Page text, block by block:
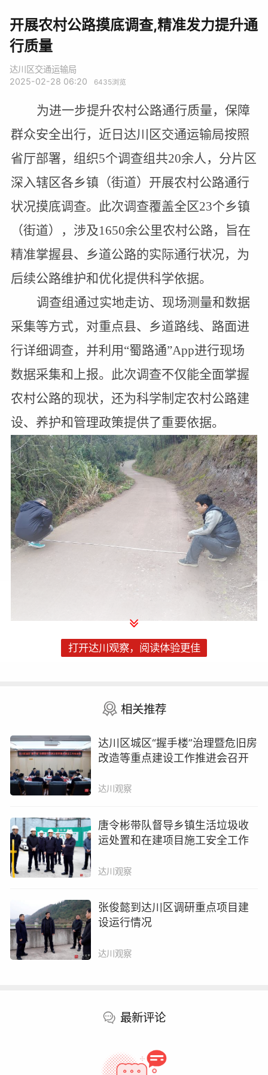
开展农村公路摸底调查,精准发力提升通
行质量
达川区交通运输局
2025-02-28 06:20
6435浏览
为进一步提升农村公路通行质量，保障
群众安全出行，近日达川区交通运输局按照
省厅部署，组织5个调查组共20余人，分片区
深入辖区各乡镇 （街道） 开展农村公路通行
状况摸底调查。此次调查覆盖全区23个乡镇
（街道） ，涉及1650余公里农村公路，旨在
精准掌握县、乡道公路的实际通行状况，为
后续公路维护和优化提供科学依据。
调查组通过实地走访、现场测量和数据
采集等方式，对重点县、乡道路线、路面进
行详细调查，并利用“蜀路通”App进行现场
数据采集和上报。此次调查不仅能全面掌握
农村公路的现状，还为科学制定农村公路建
设、养护和管理政策提供了重要依据。
(开展路况采集)
双庙镇（双庙派出所-魏家湾段）、草兴社区
（石竹村-白庙子段）、景市镇（钟灵村4组-
粮站三叉路口段）、景市镇（黑竹坝-红岩洞
村委会段）。改造完成后，这些区域的交通
（双庙场镇道路改造施工现场
本次调查结果，持续推进南岳至黄庭、龙会
打开达川观察，阅读体验更佳
相关推荐
达川区城区“握手楼”治理暨危旧房
改造等重点建设工作推进会召开
达川观察
唐令彬带队督导乡镇生活垃圾收
运处置和在建项目施工安全工作
达川观察
张俊懿到达川区调研重点项目建
设运行情况
达川观察
最新评论